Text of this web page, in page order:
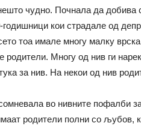
чудно. Почнала да добива
кои страдале од
тоа имале многу малку
родители. Многу од нив ги
за нив. На некои од нив
во нивните пофалби
родители полни со љубов,